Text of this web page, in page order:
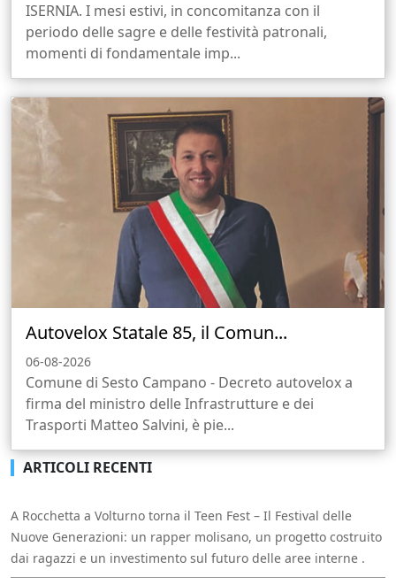
ISERNIA. I mesi estivi, in concomitanza con il
periodo delle sagre e delle festività patronali,
momenti di fondamentale imp...
Autovelox Statale 85, il Comun...
06-08-2026
Comune di Sesto Campano - Decreto autovelox a
firma del ministro delle Infrastrutture e dei
Trasporti Matteo Salvini, è pie...
ARTICOLI RECENTI
A Rocchetta a Volturno torna il Teen Fest – Il Festival delle
Nuove Generazioni: un rapper molisano, un progetto costruito
dai ragazzi e un investimento sul futuro delle aree interne .